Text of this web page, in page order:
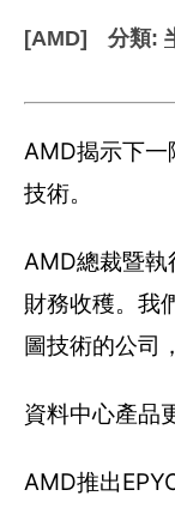
[AMD] 分類:
AMD揭示下一
技術。
AMD總裁暨執
財務收穫。我
圖技術的公司
資料中心產品
AMD推出